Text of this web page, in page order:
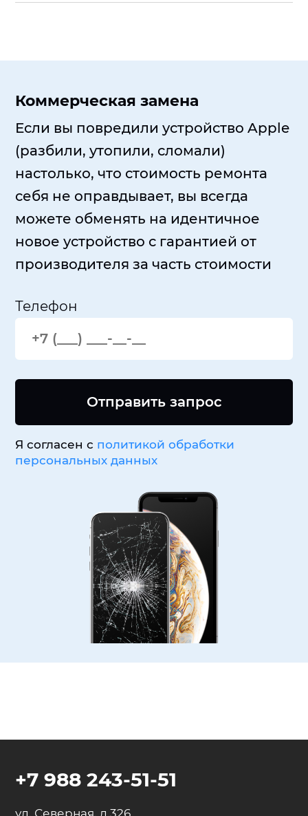
Коммерческая замена
Если вы повредили устройство Apple
(разбили, утопили, сломали)
настолько, что стоимость ремонта
себя не оправдывает, вы всегда
можете обменять на идентичное
новое устройство с гарантией от
производителя за часть стоимости
Телефон
Отправить запрос
Я согласен с политикой обработки
персональных данных
ул. Северная, д.326
+7 988 243-51-51